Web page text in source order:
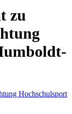
zu
Hochschulsport